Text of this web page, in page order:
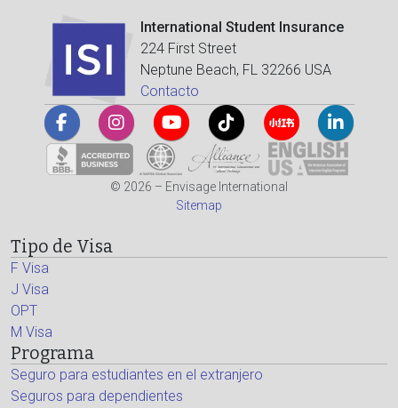
International Student Insurance
224 First Street
Neptune Beach, FL 32266 USA
Contacto
© 2026 – Envisage International
Sitemap
Tipo de Visa
F Visa
J Visa
OPT
M Visa
Programa
Seguro para estudiantes en el extranjero
Seguros para dependientes